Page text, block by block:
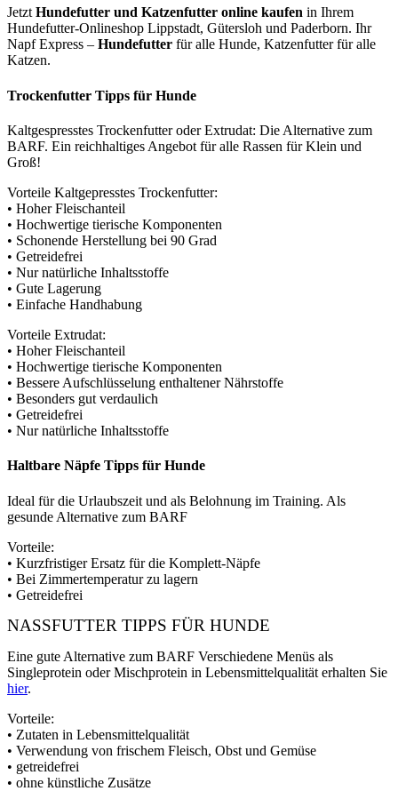
JetztHundefutter und Katzenfutter online kaufen in Ihrem
Hundefutter-Onlineshop Lippstadt, Gütersloh und Paderborn. Ihr
Napf Express – Hundefutter für alle Hunde, Katzenfutter für alle
Katzen.
Trockenfutter Tipps für Hunde
Kaltgespresstes Trockenfutter oder Extrudat: Die Alternative zum
BARF. Ein reichhaltiges Angebot für alle Rassen für Klein und
Groß!
Vorteile Kaltgepresstes Trockenfutter:
• Hoher Fleischanteil
• Hochwertige tierische Komponenten
• Schonende Herstellung bei 90 Grad
• Getreidefrei
• Nur natürliche Inhaltsstoffe
• Gute Lagerung
• Einfache Handhabung
Vorteile Extrudat:
• Hoher Fleischanteil
• Hochwertige tierische Komponenten
• Bessere Aufschlüsselung enthaltener Nährstoffe
• Besonders gut verdaulich
• Getreidefrei
• Nur natürliche Inhaltsstoffe
Haltbare Näpfe Tipps für Hunde
Ideal für die Urlaubszeit und als Belohnung im Training. Als
gesunde Alternative zum BARF
Vorteile:
• Kurzfristiger Ersatz für die Komplett-Näpfe
• Bei Zimmertemperatur zu lagern
• Getreidefrei
NASSFUTTER TIPPS FÜR HUNDE
Eine gute Alternative zum BARF Verschiedene Menüs als
Singleprotein oder Mischprotein in Lebensmittelqualität erhalten Sie
hier.
Vorteile:
• Zutaten in Lebensmittelqualität
• Verwendung von frischem Fleisch, Obst und Gemüse
• getreidefrei
• ohne künstliche Zusätze